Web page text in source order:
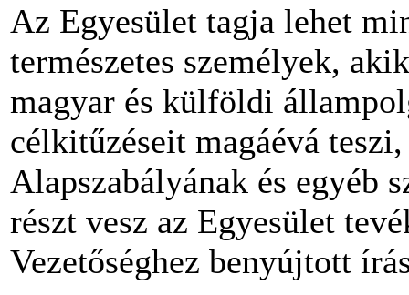
Az Egyesület tagja lehet
természetes személyek,
magyar és külföldi
célkitűzéseit magáévá
Alapszabályának és egyéb
részt vesz az Egyesület
Vezetőséghez benyújtott